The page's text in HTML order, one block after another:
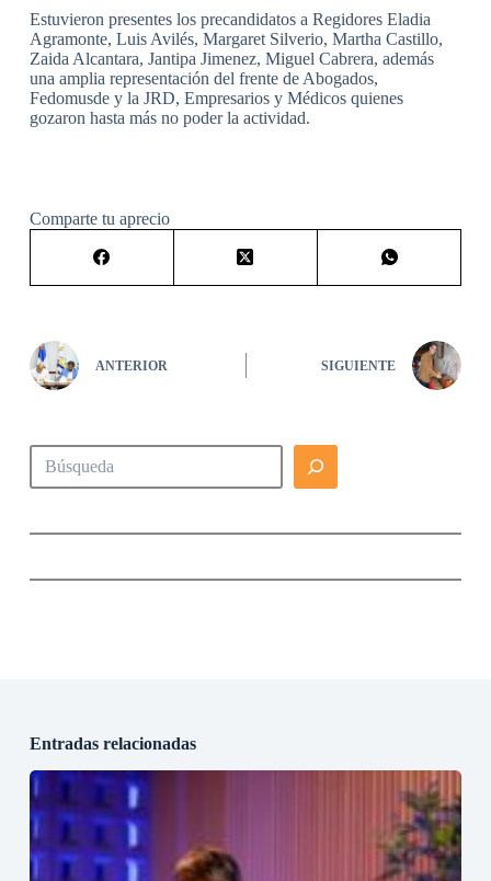
Estuvieron presentes los precandidatos a Regidores Eladia
Agramonte, Luis Avilés, Margaret Silverio, Martha Castillo,
Zaida Alcantara, Jantipa Jimenez, Miguel Cabrera, además
una amplia representación del frente de Abogados,
Fedomusde y la JRD, Empresarios y Médicos quienes
gozaron hasta más no poder la actividad.
Comparte tu aprecio
ANTERIOR SIGUIENTE
Buscar
Entradas relacionadas